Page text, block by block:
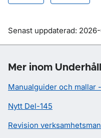
Om sidan
Senast uppdaterad:
Mer inom Underhåll
Manualguider och mallar
Nytt Del-145
Revision